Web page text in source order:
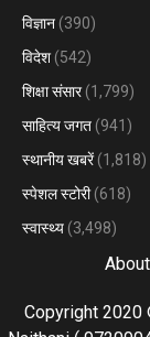
विज्ञान (390)
विदेश (542)
शिक्षा संसार(1,799)
साहित्य जगत (941)
स्थानीय खबरें(1,818)
स्पेशल स्टोरी(618)
स्वास्थ्य (3,498)
About
Copyright 2020